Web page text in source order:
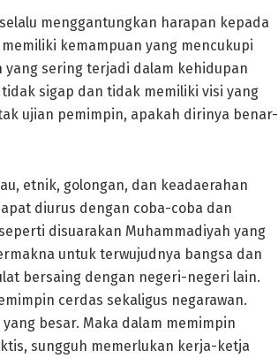
menggantungkan harapan kepada
kemampuan yang mencukupi
sering terjadi dalam kehidupan
sigap dan tidak memiliki visi yang
ujian pemimpin, apakah dirinya benar-
etnik, golongan, dan keadaerahan
diurus dengan coba-coba dan
disuarakan Muhammadiyah yang
untuk terwujudnya bangsa dan
bersaing dengan negeri-negeri lain.
cerdas sekaligus negarawan.
besar. Maka dalam memimpin
sungguh memerlukan kerja-ketja